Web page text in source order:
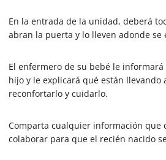
o
1
n
u
e
8
s
En la entrada de la unidad, deberá
abran la puerta y lo lleven adonde se
El enfermero de su bebé le
hijo y le explicará qué están llevando
reconfortarlo y cuidarlo.
Comparta cualquier información que
colaborar para que el recién nacido